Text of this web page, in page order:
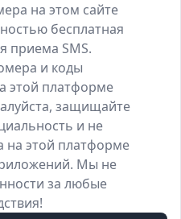
на этом сайте
бесплатная
приема SMS.
и коды
этой платформе
защищайте
и не
на этой платформе
Мы не
за любые